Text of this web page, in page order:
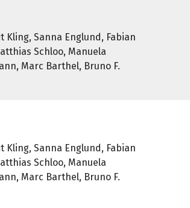
Kling, Sanna Englund, Fabian
Schloo, Manuela
Marc Barthel, Bruno F.
Kling, Sanna Englund, Fabian
Schloo, Manuela
Marc Barthel, Bruno F.